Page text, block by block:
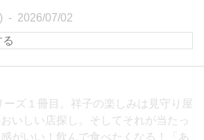
2026/07/02
ーズ１冊目。祥子の楽しみは見守り屋
いしい店探し。そしてそれが当たっ
がいい！飲んで食べたくなる！「あ